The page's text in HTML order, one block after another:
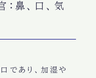
鼻、口、気
であり、 加湿や